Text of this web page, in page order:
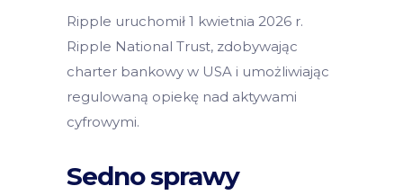
Ripple uruchomił 1 kwietnia 2026 r.
Ripple National Trust, zdobywając
charter bankowy w USA i umożliwiając
regulowaną opiekę nad aktywami
cyfrowymi.
Sedno sprawy